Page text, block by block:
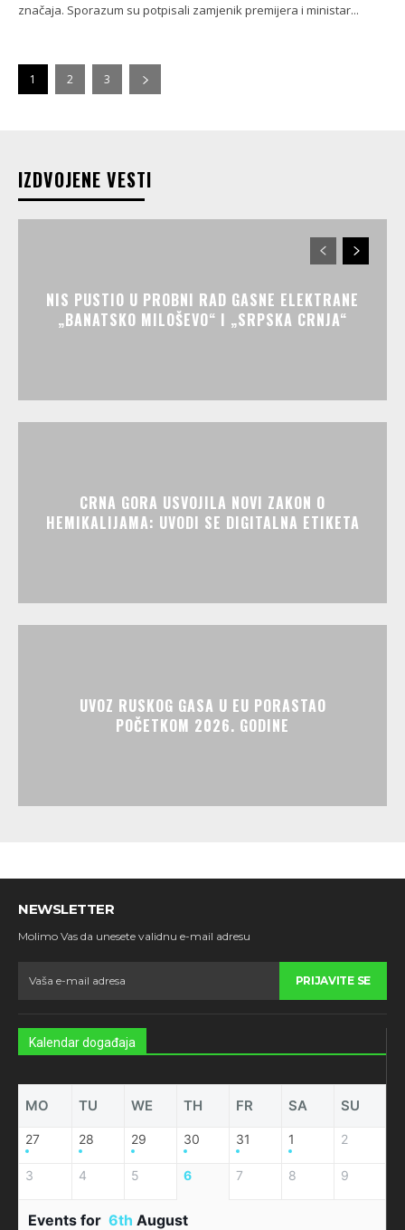
značaja. Sporazum su potpisali zamjenik premijera i ministar...
1 2 3
IZDVOJENE VESTI
NIS PUSTIO U PROBNI RAD GASNE ELEKTRANE
„BANATSKO MILOŠEVO“ I „SRPSKA CRNJA“
CRNA GORA USVOJILA NOVI ZAKON O
HEMIKALIJAMA: UVODI SE DIGITALNA ETIKETA
UVOZ RUSKOG GASA U EU PORASTAO
POČETKOM 2026. GODINE
NEWSLETTER
Molimo Vas da unesete validnu e-mail adresu
PRIJAVITE SE
Kalendar događaja
MO TU WE TH FR SA SU
27 28 29 30 31 1 2
3 4 5 6 7 8 9
Events for 6th August